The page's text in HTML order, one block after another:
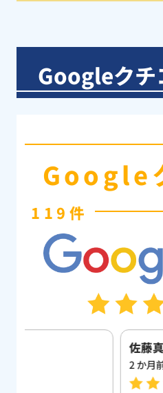
Googleクチ
Google
119件